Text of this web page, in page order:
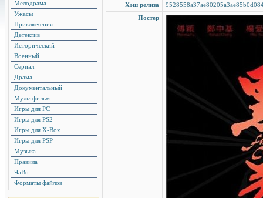
Мелодрама
Ужасы
Приключения
Детектив
Исторический
Военный
Сериал
Драма
Документальный
Мультфильм
Игры для PC
Игры для PS2
Игры для X-Box
Игры для PSP
Музыка
Правила
ЧаВо
Форматы файлов
Хэш релиза
Постер